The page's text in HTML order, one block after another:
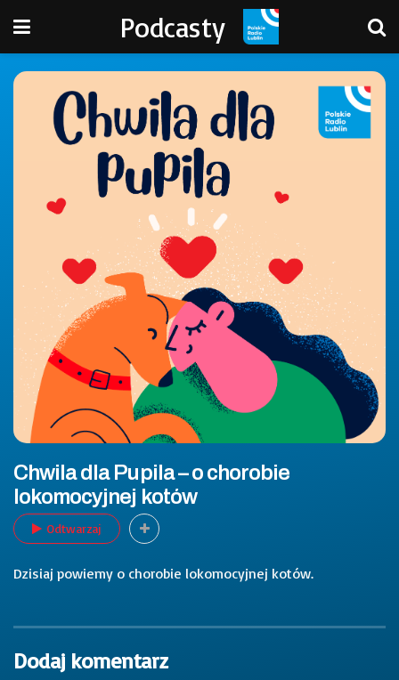
Podcasty
Chwila dla Pupila – o chorobie
lokomocyjnej kotów
Odtwarzaj
Dzisiaj powiemy o chorobie lokomocyjnej kotów.
Dodaj komentarz